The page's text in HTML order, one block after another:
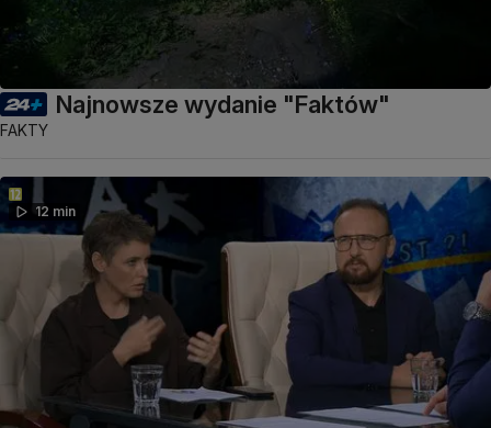
Najnowsze wydanie "Faktów"
FAKTY
12 min